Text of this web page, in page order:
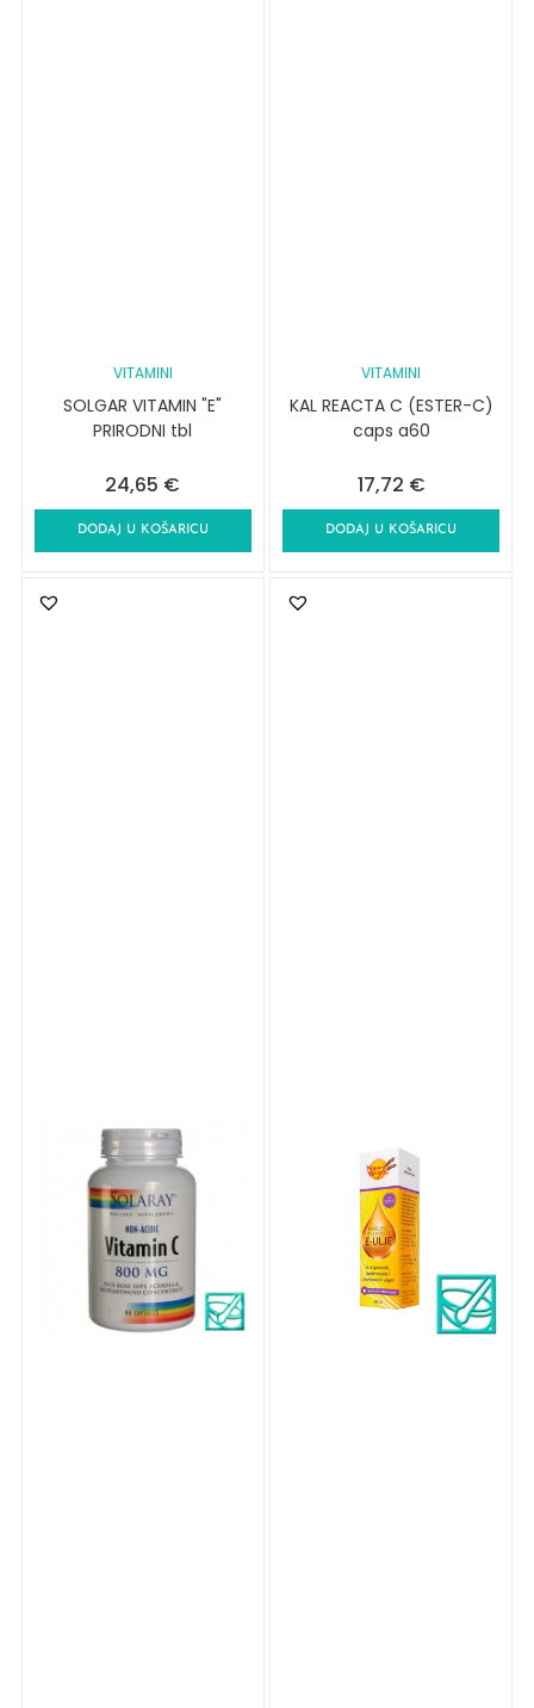
VITAMINI
SOLGAR VITAMIN "E"
PRIRODNI tbl
24,65 €
DODAJ U KOŠARICU
VITAMINI
KAL REACTA C (ESTER-C)
caps a60
17,72 €
DODAJ U KOŠARICU